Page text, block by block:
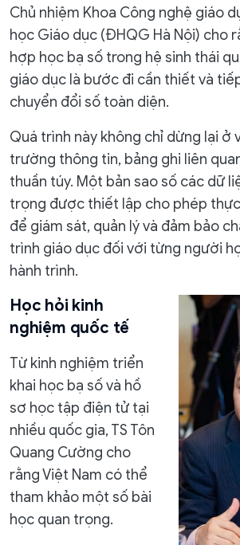
Chủ nhiệm Khoa Công nghệ giáo
học Giáo dục (ĐHQG Hà Nội) cho
hợp học bạ số trong hệ sinh thái
giáo dục là bước đi cần thiết và
chuyển đổi số toàn diện.
Quá trình này không chỉ dừng lại ở
trường thông tin, bảng ghi liên
thuần túy. Một bản sao số các dữ
trọng được thiết lập cho phép
để giám sát, quản lý và đảm bảo
trình giáo dục đối với từng người
hành trình.
Học hỏi kinh
nghiệm quốc tế
Từ kinh nghiệm triển
khai học bạ số và hồ
sơ học tập điện tử tại
nhiều quốc gia, TS Tôn
Quang Cường cho
rằng Việt Nam có thể
tham khảo một số bài
học quan trọng.